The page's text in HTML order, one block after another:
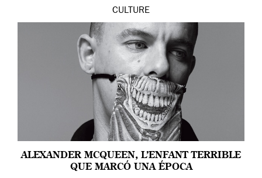
CULTURE
ALEXANDER MCQUEEN, L’ENFANT TERRIBLE
QUE MARCÓ UNA ÉPOCA